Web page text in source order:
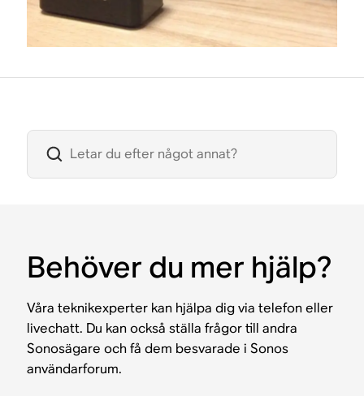
Behöver du mer hjälp?
Våra teknikexperter kan hjälpa dig via telefon eller
livechatt. Du kan också ställa frågor till andra
Sonosägare och få dem besvarade i Sonos
användarforum.